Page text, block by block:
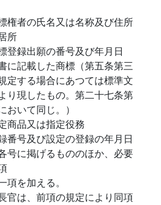
権者の氏名又は名称及び住所
所
登録出願の番号及び年月日
に記載した商標（第五条第三
定する場合にあつては標準文
り現したもの。第二十七条第
おいて同じ。）
商品又は指定役務
番号及び設定の登録の年月日
号に掲げるもののほか、必要
を加える。
官は、前項の規定により同項